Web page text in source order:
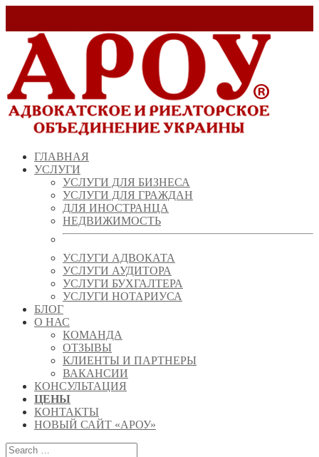
ГЛАВНАЯ
УСЛУГИ
УСЛУГИ ДЛЯ БИЗНЕСА
УСЛУГИ ДЛЯ ГРАЖДАН
ДЛЯ ИНОСТРАНЦА
НЕДВИЖИМОСТЬ
УСЛУГИ АДВОКАТА
УСЛУГИ АУДИТОРА
УСЛУГИ БУХГАЛТЕРА
УСЛУГИ НОТАРИУСА
БЛОГ
О НАС
КОМАНДА
ОТЗЫВЫ
КЛИЕНТЫ И ПАРТНЕРЫ
ВАКАНСИИ
КОНСУЛЬТАЦИЯ
ЦЕНЫ
КОНТАКТЫ
НОВЫЙ САЙТ «АРОУ»